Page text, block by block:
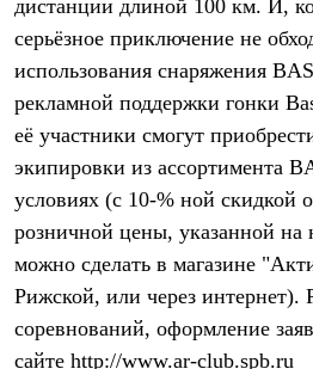
Легкое термобелье
Флисовая одежда
Куртки
Брюки
Детская одежда
Утепленная пухом
Комбинезоны
Куртки
Брюки
Утепленная синтетикой
Комбинезоны
Куртки
Лёгкая одежда
Футболки
Толстовки
дистанции длиной 100 км. И,
серьёзное приключение не
использования снаряжения
рекламной поддержки гонки
её участники смогут
экипировки из ассортимента
условиях (с 10-% ной скидкой
розничной цены, указанной на
можно сделать в магазине
Рижской, или через интернет).
соревнований, оформление
сайте http://www.ar-club.spb.ru